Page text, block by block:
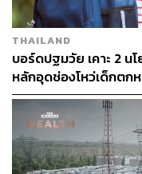
THAILAND
บอร์ดปฐมวัย เคาะ 2 น
หลักอุดช่องโหว่เด็กตก
เรียนรู้ผ่านการเล่น